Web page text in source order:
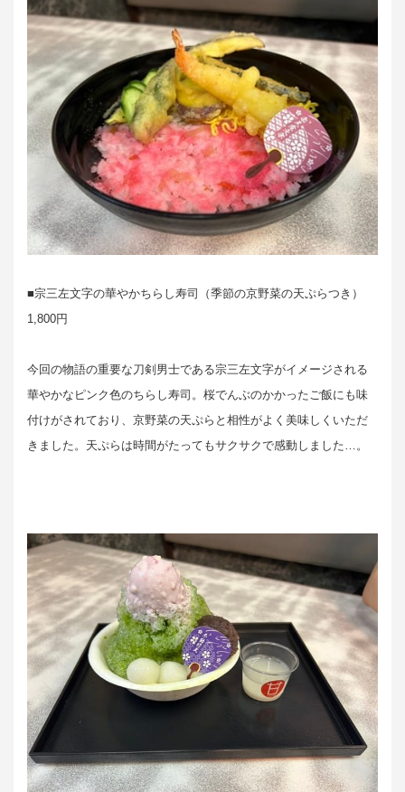
■宗三左文字の華やかちらし寿司（季節の京野菜の天ぷらつき）
1,800円
今回の物語の重要な刀剣男士である宗三左文字がイメージされる
華やかなピンク色のちらし寿司。桜でんぶのかかったご飯にも味
付けがされており、京野菜の天ぷらと相性がよく美味しくいただ
きました。天ぷらは時間がたってもサクサクで感動しました…。